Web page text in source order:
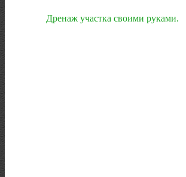
Дренаж участка своими руками.